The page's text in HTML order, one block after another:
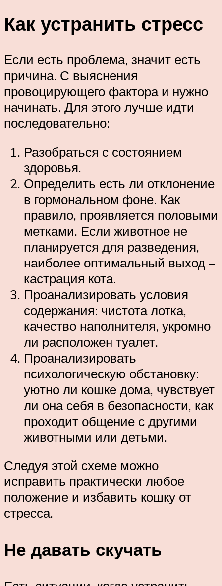
Как устранить стресс
Если есть проблема, значит есть
причина. С выяснения
провоцирующего фактора и нужно
начинать. Для этого лучше идти
последовательно:
Разобраться с состоянием
здоровья.
Определить есть ли отклонение
в гормональном фоне. Как
правило, проявляется половыми
метками. Если животное не
планируется для разведения,
наиболее оптимальный выход –
кастрация кота.
Проанализировать условия
содержания: чистота лотка,
качество наполнителя, укромно
ли расположен туалет.
Проанализировать
психологическую обстановку:
уютно ли кошке дома, чувствует
ли она себя в безопасности, как
проходит общение с другими
животными или детьми.
Следуя этой схеме можно
исправить практически любое
положение и избавить кошку от
стресса.
Не давать скучать